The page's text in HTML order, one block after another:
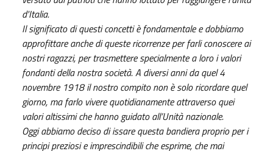
d'Italia.
Il significato di questi concetti è fondamentale e dobbiamo
approfittare anche di queste ricorrenze per farli conoscere ai
nostri ragazzi, per trasmettere specialmente a loro i valori
fondanti della nostra società. A diversi anni da quel 4
novembre 1918 il nostro compito non è solo ricordare quel
giorno, ma farlo vivere quotidianamente attraverso quei
valori altissimi che hanno guidato all’Unità nazionale.
Oggi abbiamo deciso di issare questa bandiera proprio per i
principi preziosi e imprescindibili che esprime, che mai